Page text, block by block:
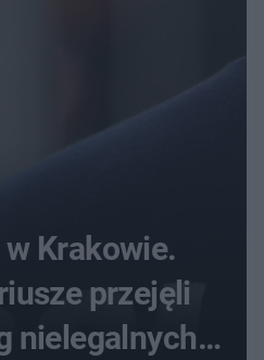
Krakowie.
przejęli
nielegalnych